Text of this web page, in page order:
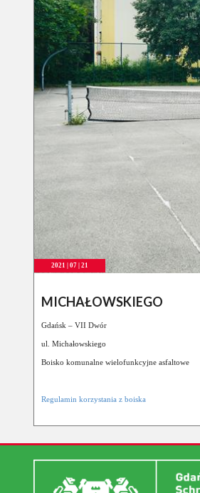
2021 | 07 | 21
MICHAŁOWSKIEGO
Gdańsk – VII Dwór
ul. Michałowskiego
Boisko komunalne wielofunkcyjne asfaltowe
Regulamin korzystania z boiska